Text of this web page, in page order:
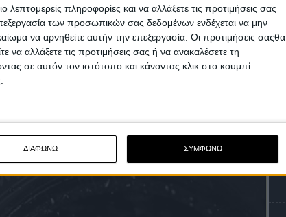
πληροφορίες και να αλλάξετε τις προτιμήσεις σας
των προσωπικών σας δεδομένων ενδέχεται να μην
να αρνηθείτε αυτήν την επεξεργασία. Οι προτιμήσεις σαςθα
να αλλάξετε τις προτιμήσεις σας ή να ανακαλέσετε τη
σε αυτόν τον ιστότοπο και κάνοντας κλικ στο κουμπί
ΔΙΑΦΩΝΩ ΣΥΜΦΩΝΩ